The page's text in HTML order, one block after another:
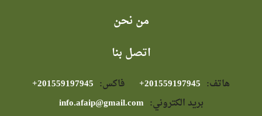
من نحن
اتصل بنا
هاتف: فاكس:
بريد الكتروني: info.afaip@gmail.com